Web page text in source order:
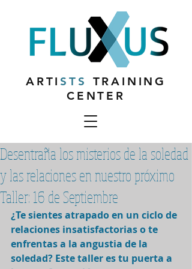
ARTISTS
TRAINING
CENTER
Desentraña los misterios de la soledad
y las relaciones en nuestro próximo
Taller: 16 de Septiembre
¿Te sientes atrapado en un ciclo de
relaciones insatisfactorias o te
enfrentas a la angustia de la
soledad? Este taller es tu puerta a